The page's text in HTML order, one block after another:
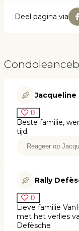
Deel pagina via
Jacqueline
0
Beste familie,
tijd.
Rally
0
Lieve familie
met het verlies
Defèsche